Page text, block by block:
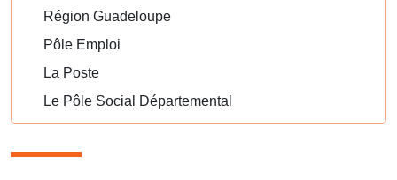
Région Guadeloupe
Pôle Emploi
La Poste
Le Pôle Social Départemental